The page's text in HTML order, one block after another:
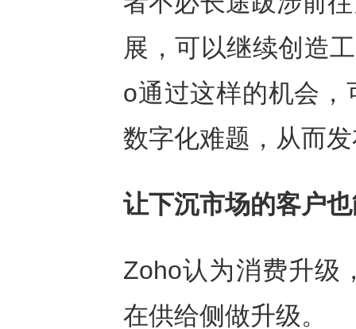
展，可以继续创造
o通过这样的机会
数字化难题，从而
让下沉市场的客户
Zoho认为消费升级
在供给侧做升级。